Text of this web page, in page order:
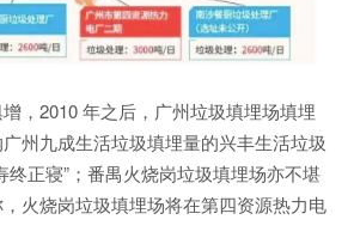
，2010 年之后，广州垃圾填埋场填埋
州九成生活垃圾填埋量的兴丰生活垃圾
终正寝”；番禺火烧岗垃圾填埋场亦不堪
火烧岗垃圾填埋场将在第四资源热力电